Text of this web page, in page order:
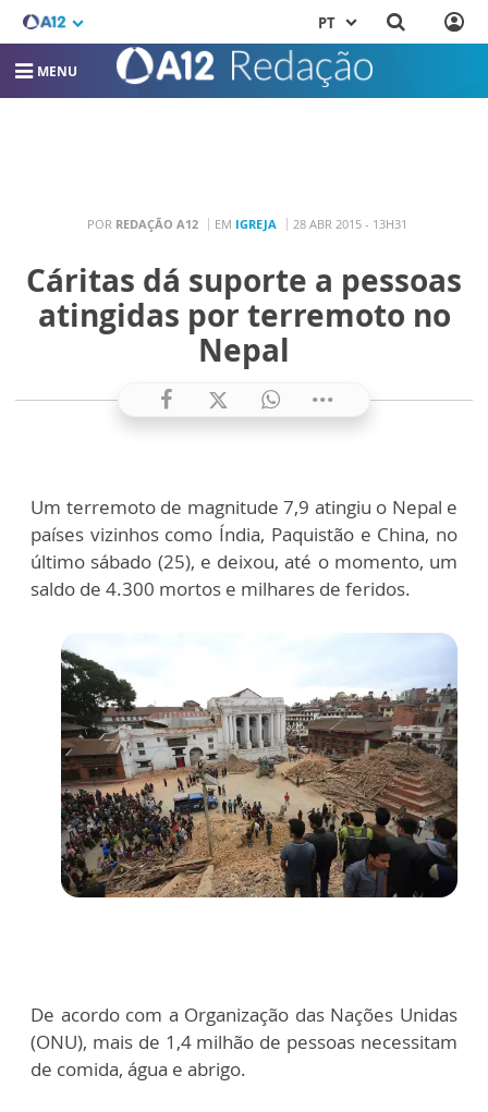
PT
MENU
POR REDAÇÃO A12 EM IGREJA 28 ABR 2015 - 13H31
Cáritas dá suporte a pessoas
atingidas por terremoto no
Nepal
Um terremoto de magnitude 7,9 atingiu o Nepal e
países vizinhos como Índia, Paquistão e China, no
último sábado (25), e deixou, até o momento, um
saldo de 4.300 mortos e milhares de feridos.
De acordo com a Organização das Nações Unidas
(ONU), mais de 1,4 milhão de pessoas necessitam
de comida, água e abrigo.